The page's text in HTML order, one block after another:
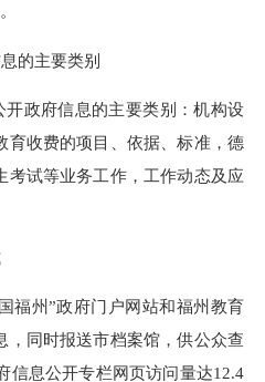
的主要类别
开政府信息的主要类别：机构设
育收费的项目、依据、标准，德
考试等业务工作，工作动态及应
福州”政府门户网站和福州教育
，同时报送市档案馆，供公众查
信息公开专栏网页访问量达12.4